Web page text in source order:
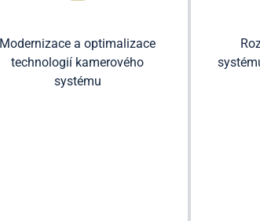
Modernizace a optimalizace
technologií kamerového
systému